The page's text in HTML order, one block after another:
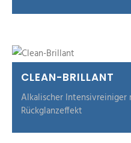
CLEAN-BRILLANT
Alkalischer Intensivreiniger
Rückglanzeffekt